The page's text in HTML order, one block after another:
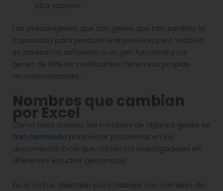
otra especie.
Los pseudogenes, que son genes que han perdido la
capacidad para producir una proteína pero todavía
se parecen lo suficiente a un gen funcional y los
genes de ARN no codificantes tienen sus propias
recomendaciones.
Nombres que cambian
por Excel
Como nota curiosa, los nombres de algunos genes se
han cambiado para evitar problemas en los
documentos Excel que utilizan los investigadores en
diferentes estudios genómicos.
Excel no fue diseñado para trabajar con nombres de